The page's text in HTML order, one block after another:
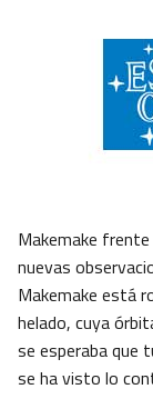
Makemake
nuevas
Makemake está
helado, cuya
se esperaba que
se ha visto lo